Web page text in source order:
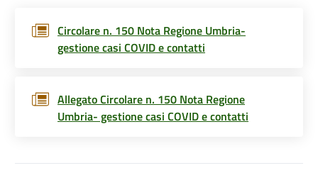
Circolare n. 150 Nota Regione Umbria-
gestione casi COVID e contatti
Allegato Circolare n. 150 Nota Regione
Umbria- gestione casi COVID e contatti